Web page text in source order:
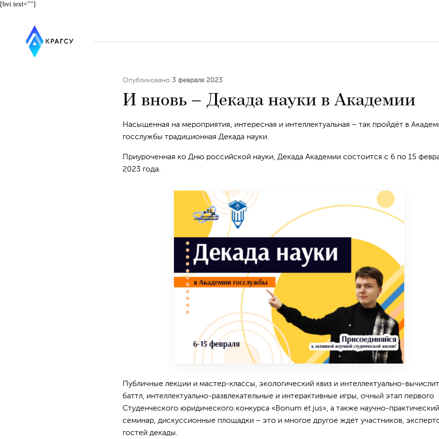
[bvi text=""]
Опубликовано 3 февраля 2023
И вновь – Декада науки в Академии
Насыщенная на мероприятия, интересная и интеллектуальная – так пройдёт в
госслужбы традиционная Декада науки.
Приуроченная ко Дню российской науки, Декада Академии состоится с 6 по 15
2023 года.
Публичные лекции и мастер-классы, экологический квиз и интеллектуально-
баттл, интеллектуально-развлекательные и интерактивные игры, очный этап первого
Студенческого юридического конкурса «Bonum et jus», а также научно-практический
семинар, дискуссионные площадки – это и многое другое ждет участников,
гостей декады.